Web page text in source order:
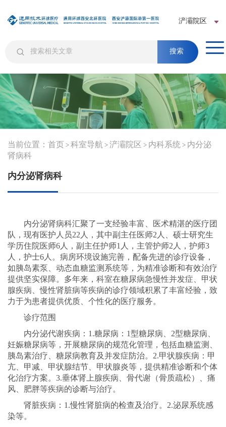
浐灞院区
搜索
当前位置： 首页 > 科室导航 > 浐灞院区 > 内科系统 > 内分泌
肾病科
内分泌肾病科
内分泌肾病科汇聚了一支经验丰富、医术精湛的医疗团
队，现有医护人员22人，其中副主任医师2人、硕士研究生
学历住院医师6人，副主任护师1人，主管护师2人，护师3
人，护士6人。病房环境设施完善，配备先进的诊疗设备，
如胰岛素泵、动态血糖监测系统等，为精准诊断和有效治疗
提供坚实保障。多年来，科室在糖尿病急慢性并发症、甲状
腺疾病、慢性肾脏病等疾病的诊疗领域积累了丰富经验，致
力于为患者提供优质、个性化的医疗服务。
诊疗范围
内分泌代谢疾病：1.糖尿病：1型糖尿病、2型糖尿病、
妊娠糖尿病等，开展糖尿病的规范化管理，包括血糖监测、
胰岛素治疗、糖尿病教育及并发症防治。2.甲状腺疾病：甲
亢、甲减、甲状腺结节、甲状腺炎等，提供精准诊断和个体
化治疗方案。3.垂体肾上腺疾病、骨代谢（骨质疏松）、痛
风、肥胖等疾病的诊断与治疗。
肾脏疾病：1.慢性肾脏病的检查及治疗。2.泌尿系统感
染等。